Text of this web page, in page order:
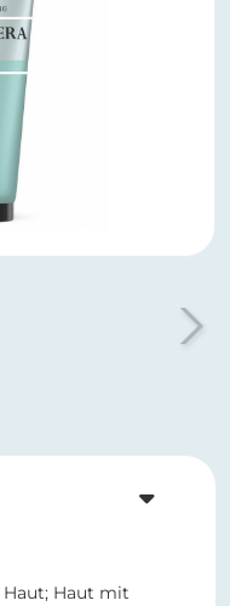
Haut mit